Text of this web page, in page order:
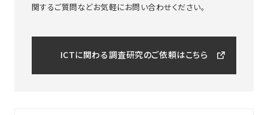
関するご質問などお気軽にお問い合わせください。
ICTに関わる調査研究のご依頼はこちら